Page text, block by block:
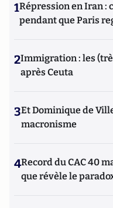
1Répression en Iran :
pendant que Paris
2Immigration : les
après Ceuta
3Et Dominique de
macronisme
4Record du CAC 40
que révèle le